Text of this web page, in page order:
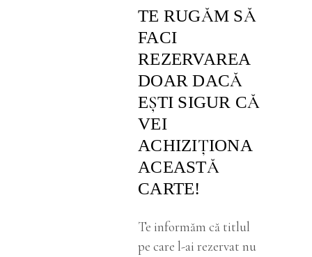
TE RUGĂM SĂ
FACI
REZERVAREA
DOAR DACĂ
EŞTI SIGUR CĂ
VEI
ACHIZIŢIONA
ACEASTĂ
CARTE!
Te informăm că titlul
pe care l-ai rezervat nu